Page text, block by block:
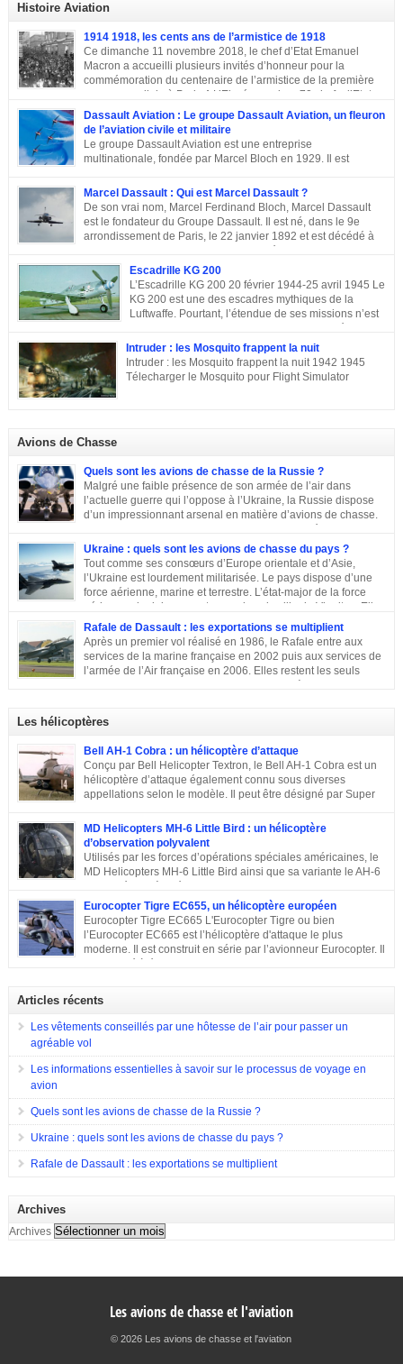
Histoire Aviation
1914 1918, les cents ans de l’armistice de 1918
Ce dimanche 11 novembre 2018, le chef d’Etat Emanuel
Macron a accueilli plusieurs invités d’honneur pour la
commémoration du centenaire de l’armistice de la première
guerre mondiale à Paris.A L’Elysée, environ 70 chefs d’Etats
et dirigeants ont célébré la cérémonie des cents ans de l’armistice de 1918.
Après une semaine mémorielle les célébrations se sont poursuivies par
une commémoraison à l’Arc de triomphe et un discours du président
Emmanuel Macron.
Dassault Aviation : Le groupe Dassault Aviation, un fleuron
de l’aviation civile et militaire
Le groupe Dassault Aviation est une entreprise
multinationale, fondée par Marcel Bloch en 1929. Il est
entre les mains de la famille de son fondateur et qui porte encore son nom,
Marcel Bloch ayant changé son nom en Dassault en 1946. Retour sur le
parcours de ce fleuron de l’aviation civile et militaire. De la première guerre
mondiale à la Course aux Armements Au début de la première guerre
mondiale, Marcel Bloch a créé la Société d’études aéronautiques avec son
Marcel Dassault : Qui est Marcel Dassault ?
De son vrai nom, Marcel Ferdinand Bloch, Marcel Dassault
est le fondateur du Groupe Dassault. Il est né, dans le 9e
arrondissement de Paris, le 22 janvier 1892 et est décédé à
Neuilly-sur-Seine, le 17 avril 1986. Ingénieur de talent, il a
également été un entrepreneur et un homme politique français. Enfance et
famille de Marcel Dassault Dernier enfant d’Adolphe Bloch et de Noémie
Allatini, Marcel avait trois frères ainés. Le premier est mort à son jeune âge,
le second, Darius Paul Bloch est devenu générale d’armée et le troisième,
René était chirurgien à Paris avant d’être exécuté en déportation […]
Escadrille KG 200
L’Escadrille KG 200 20 février 1944-25 avril 1945 Le
KG 200 est une des escadres mythiques de la
Luftwaffe. Pourtant, l’étendue de ses missions n’est
pas toujours connue, et cette escadre peut évoquer
des missions très différentes selon les centres d’intérêts : patrouille
maritime, Mistel ou missions secrètes. Partons du commencement : le nom.
La désignation KG 200, KampfGeschwader 200, signifie littéralement »
escadre de combat n°200 « . » Escadre de combat « , c’est un peu vague.
Donc il n’y a pas a priori de limites aux missions du KG 200, sous cette
Intruder : les Mosquito frappent la nuit
Intruder : les Mosquito frappent la nuit 1942 1945
Télecharger le Mosquito pour Flight Simulator
Avions de Chasse
Quels sont les avions de chasse de la Russie ?
Malgré une faible présence de son armée de l’air dans
l’actuelle guerre qui l’oppose à l’Ukraine, la Russie dispose
d’un impressionnant arsenal en matière d’avions de chasse.
ensemble les principaux moyens dont dispose sa force aérienne.
Ukraine : quels sont les avions de chasse du pays ?
Tout comme ses consœurs d’Europe orientale et d’Asie,
l’Ukraine est lourdement militarisée. Le pays dispose d’une
force aérienne, marine et terrestre. L’état-major de la force
aérienne ukrainienne se trouve dans la ville de Vinnitsa. Elle
est équipée en majorité d’avions de fabrication soviétique. Parmi les
républiques socialistes soviétiques, l’Ukraine élabore l’une des plus
stratégiques. D’après les statistiques de 2014, l’armée de l’air ukrainienne
et les forces de défense aérienne contiennent environ 43 000 personnes et
247 avions. L’armée ukrainienne se divise en trois commandements
Rafale de Dassault : les exportations se multiplient
Après un premier vol réalisé en 1986, le Rafale entre aux
services de la marine française en 2002 puis aux services de
l’armée de l’Air française en 2006. Elles restent les seuls
exploitants du chasseur français pendant près de 10 ans. En
que le succès viendra bientôt. Quatre ans plus tard, les premières
commandes étrangères sont signées et depuis, le constructeur multiplie les
exportations. Tour d’horizon sur les exportations du Rafale …
Les hélicoptères
Bell AH-1 Cobra : un hélicoptère d’attaque
Conçu par Bell Helicopter Textron, le Bell AH-1 Cobra est un
hélicoptère d’attaque également connu sous diverses
appellations selon le modèle. Il peut être désigné par Super
Cobra, Snake ou encore Viper. Le modèle premier était doté de la même
motorisation, de la même transmission et du même rotor principal que le
Bell UH-1 Iroquois. Cet appareil a effectué son premier vol en septembre
1965, est entré en service en 1967 et est toujours en service dans quelques
pays. Sa conception C’est en 1962 que Bell décide de construire un
MD Helicopters MH-6 Little Bird : un hélicoptère
d’observation polyvalent
Utilisés par les forces d’opérations spéciales américaines, le
MD Helicopters MH-6 Little Bird ainsi que sa variante le AH-6
du Hughes MD 500. Il a été conçu par l’avionneur américain MD
Helicopters. Sa conception Lorsqu’en 1960, l’armée américaine a évoqué
son souhait de développer un hélicoptère léger d’observation qui serait
également capable d’endosser divers rôles, de nombreuses compagnies
sont entrées en compétition pour remporter le projet. Parmi elles, il y a eu
Eurocopter Tigre EC655, un hélicoptère européen
Eurocopter Tigre EC665 L'Eurocopter Tigre ou bien
l’Eurocopter EC665 est l’hélicoptère d'attaque le plus
moderne. Il est construit en série par l’avionneur Eurocopter. Il
construit afin d’assurer les missions d’appui à proximité immédiate des
forces terrestres. Il a été utilisé en 2009 lors de la guerre en Afghanistan.
Eurocopter Tigre EC655
Articles récents
Les vêtements conseillés par une hôtesse de l’air pour passer un
agréable vol
Les informations essentielles à savoir sur le processus de voyage en
avion
Quels sont les avions de chasse de la Russie ?
Ukraine : quels sont les avions de chasse du pays ?
Rafale de Dassault : les exportations se multiplient
Archives
Archives
Les avions de chasse et l'aviation
© 2026 Les avions de chasse et l'aviation